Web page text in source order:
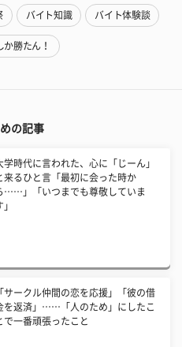
バイト知識 バイト体験談
か勝たん！
の記事
学時代に言われた、心に「じーん」
来るひと言「最初に会った時か
……」「いつまでも尊敬していま
」
「サークル仲間の恋を応援」「彼の借
を返済」……「人のため」にしたこ
で一番頑張ったこと